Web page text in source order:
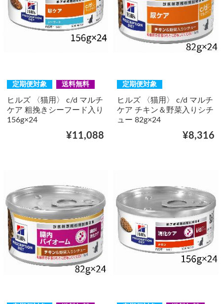
定期便対象 送料無料
ヒルズ 〈猫用〉 c/d マルチ
ケア 粗挽きシーフード入り
156g×24
¥11,088
定期便対象
ヒルズ 〈猫用〉 c/d マルチ
ケア チキン＆野菜入りシチ
ュー 82g×24
¥8,316